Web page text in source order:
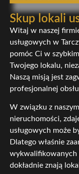
Skup lokali
Witaj w naszej
usługowych w
pomóc Ci w
Twojego lokalu,
Naszą misją jest
profesjonalnej
W związku z
nieruchomości,
usługowych może
Dlatego właśnie
wykwalifikowanych
dokładnie znają